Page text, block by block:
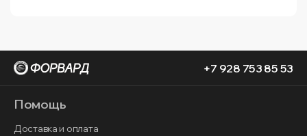
+7 928 753 85 53
Помощь
Доставка и оплата